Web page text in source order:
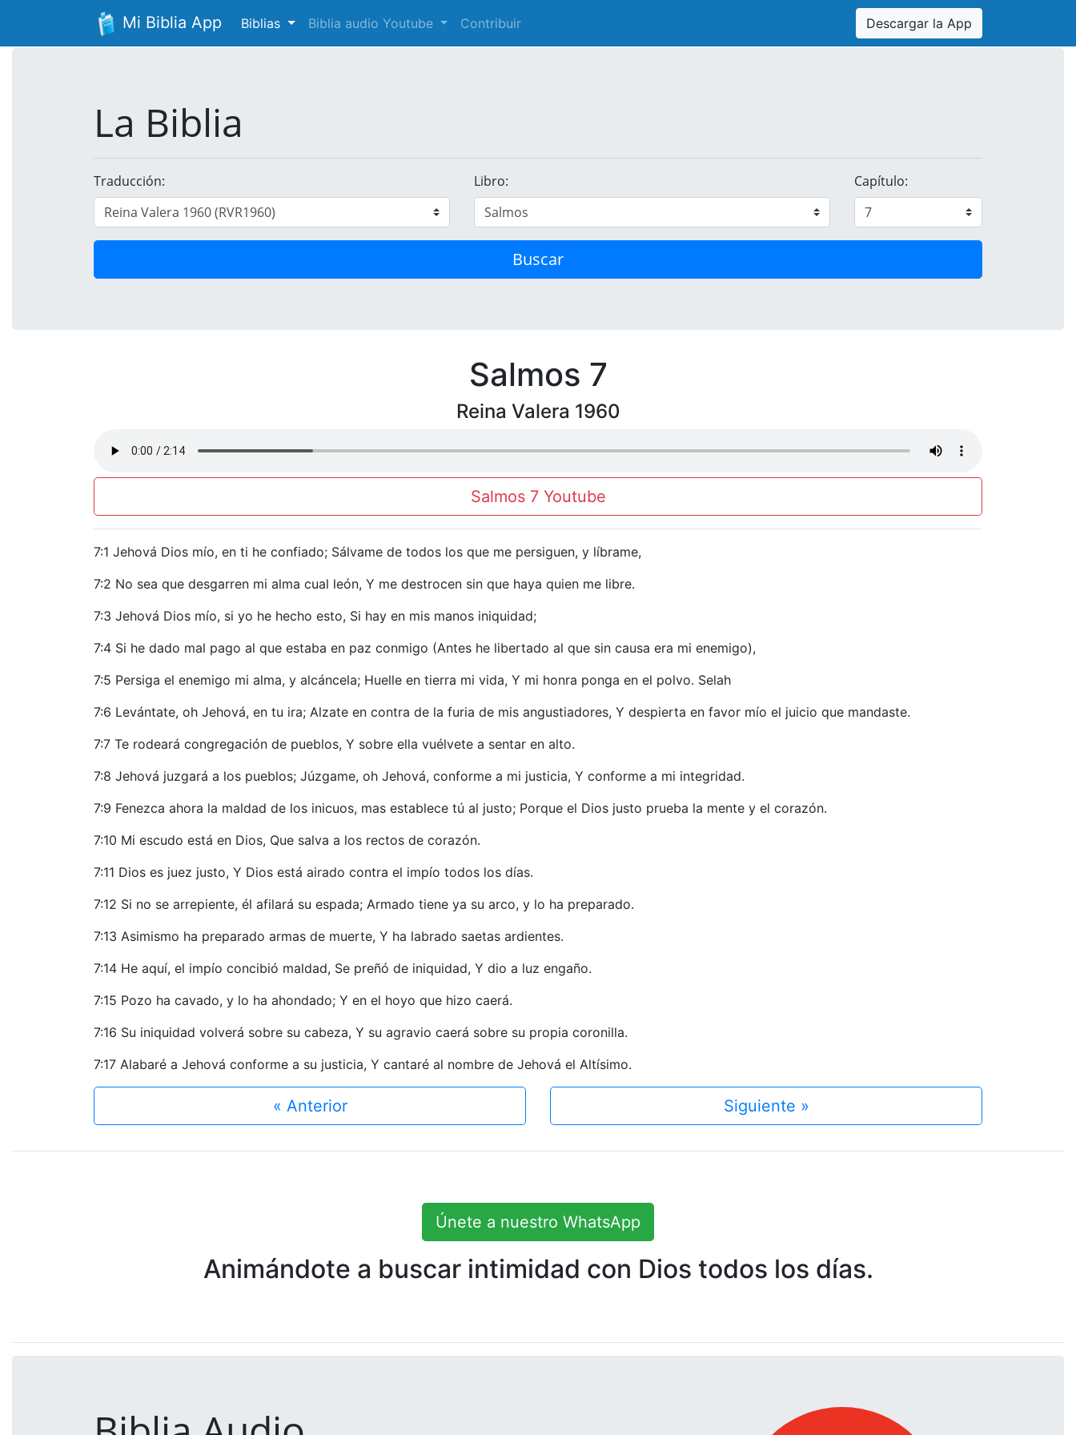
Mi Biblia App Biblias Biblia audio Youtube Contribuir Descargar la App
La Biblia
Traducción: Libro: Capítulo:
Buscar
Salmos 7
Reina Valera 1960
Salmos 7 Youtube
7:1 Jehová Dios mío, en ti he confiado; Sálvame de todos los que me persiguen, y líbrame,
7:2 No sea que desgarren mi alma cual león, Y me destrocen sin que haya quien me libre.
7:3 Jehová Dios mío, si yo he hecho esto, Si hay en mis manos iniquidad;
7:4 Si he dado mal pago al que estaba en paz conmigo (Antes he libertado al que sin causa era mi enemigo),
7:5 Persiga el enemigo mi alma, y alcáncela; Huelle en tierra mi vida, Y mi honra ponga en el polvo. Selah
7:6 Levántate, oh Jehová, en tu ira; Alzate en contra de la furia de mis angustiadores, Y despierta en favor mío el juicio que mandaste.
7:7 Te rodeará congregación de pueblos, Y sobre ella vuélvete a sentar en alto.
7:8 Jehová juzgará a los pueblos; Júzgame, oh Jehová, conforme a mi justicia, Y conforme a mi integridad.
7:9 Fenezca ahora la maldad de los inicuos, mas establece tú al justo; Porque el Dios justo prueba la mente y el corazón.
7:10 Mi escudo está en Dios, Que salva a los rectos de corazón.
7:11 Dios es juez justo, Y Dios está airado contra el impío todos los días.
7:12 Si no se arrepiente, él afilará su espada; Armado tiene ya su arco, y lo ha preparado.
7:13 Asimismo ha preparado armas de muerte, Y ha labrado saetas ardientes.
7:14 He aquí, el impío concibió maldad, Se preñó de iniquidad, Y dio a luz engaño.
7:15 Pozo ha cavado, y lo ha ahondado; Y en el hoyo que hizo caerá.
7:16 Su iniquidad volverá sobre su cabeza, Y su agravio caerá sobre su propia coronilla.
7:17 Alabaré a Jehová conforme a su justicia, Y cantaré al nombre de Jehová el Altísimo.
« Anterior Siguiente »
Únete a nuestro WhatsApp
Animándote a buscar intimidad con Dios todos los días.